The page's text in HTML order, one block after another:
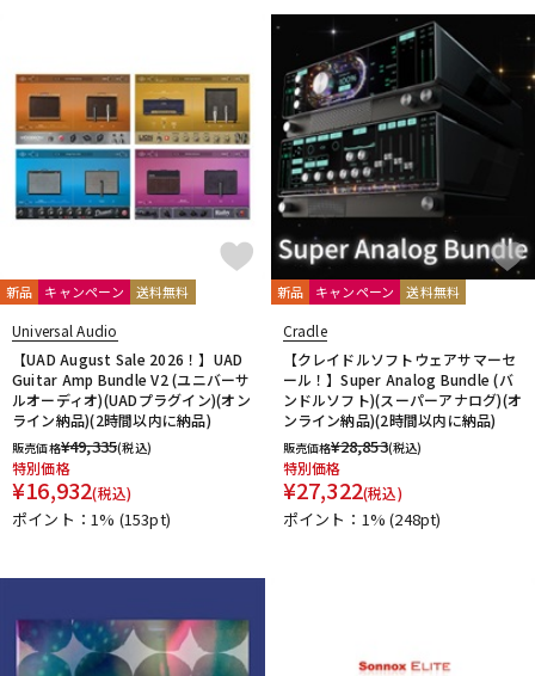
新品 キャンペーン 送料無料
Universal Audio
【UAD August Sale 2026！】UAD
Guitar Amp Bundle V2 (ユニバーサ
ルオーディオ)(UADプラグイン)(オン
ライン納品)(2時間以内に納品)
販売価格¥49,335(税込)
特別価格
¥16,932(税込)
ポイント：1% (153pt)
新品 キャンペーン 送料無料
Cradle
【クレイドルソフトウェアサマーセ
ール！】Super Analog Bundle (バ
ンドルソフト)(スーパーアナログ)(オ
ンライン納品)(2時間以内に納品)
販売価格¥28,853(税込)
特別価格
¥27,322(税込)
ポイント：1%(248pt)